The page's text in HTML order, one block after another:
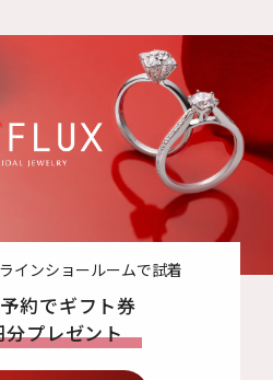
インショールームで試着
約でギフト券
プレゼント